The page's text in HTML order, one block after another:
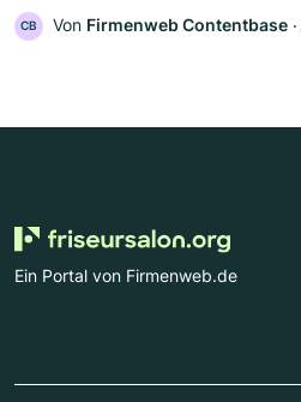
CB Von Firmenweb Contentbase ‧
Ein Portal von Firmenweb.de